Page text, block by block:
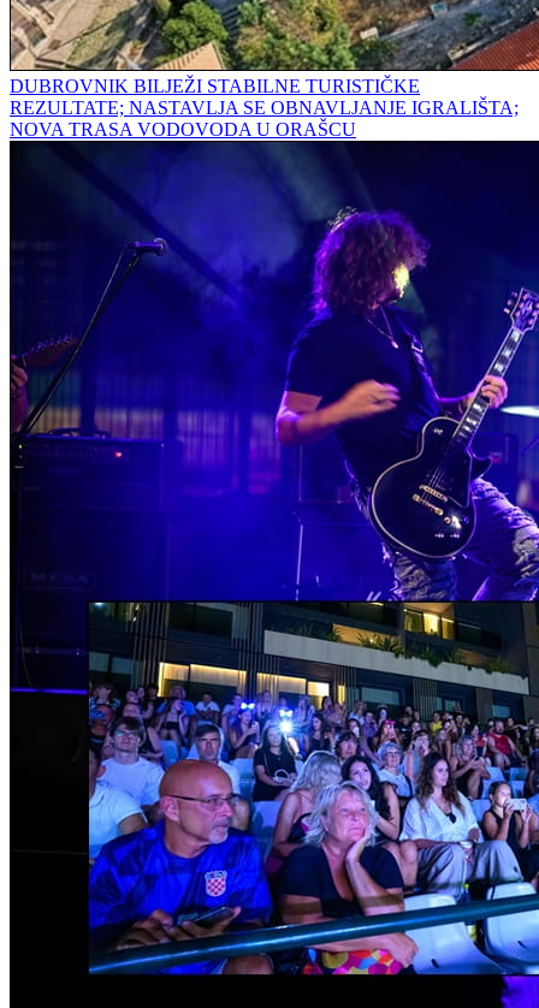
DUBROVNIK BILJEŽI STABILNE TURISTIČKE
REZULTATE; NASTAVLJA SE OBNAVLJANJE IGRALIŠTA;
NOVA TRASA VODOVODA U ORAŠCU